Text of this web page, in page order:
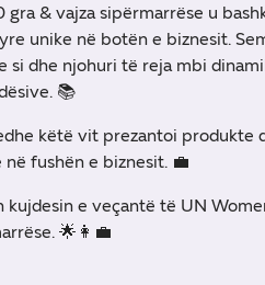
& vajza sipërmarrëse u
unike në botën e biznesit.
si dhe njohuri të reja mbi
📚
këtë vit prezantoi
fushën e biznesit. 💼
kujdesin e veçantë të UN
🌟👩💼